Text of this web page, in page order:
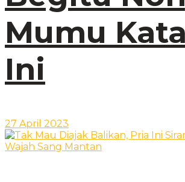
Mumu
Ini
27 April 2023